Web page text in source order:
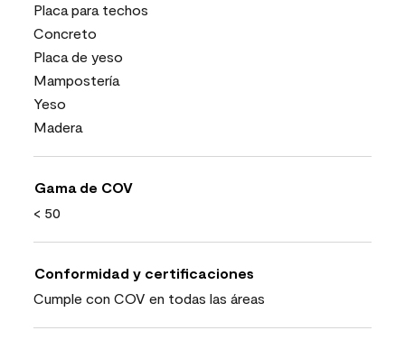
Placa para techos
Concreto
Placa de yeso
Mampostería
Yeso
Madera
Gama de COV
< 50
Conformidad y certificaciones
Cumple con COV en todas las áreas